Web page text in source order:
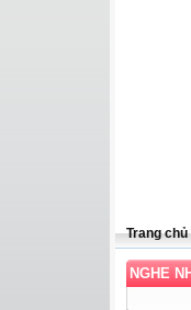
Trang chủ
NGHE